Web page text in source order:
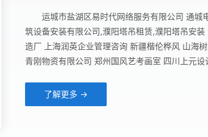
运城市盐湖区易时代网络服务有限公司 通
筑设备安装有限公司,濮阳塔吊租赁,濮阳塔吊安
造厂 上海润英企业管理咨询 新疆楷伦桦风 山海
青刚物资有限公司 郑州国风艺考画室 四川上元
了解更多 →